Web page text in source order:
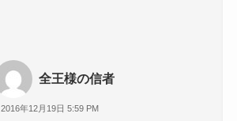
全王様の信者
2016年12月19日 5:59 PM